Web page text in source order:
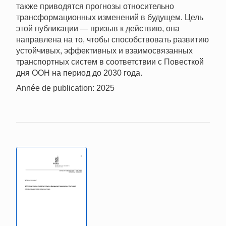
также приводятся прогнозы относительно
трансформационных изменений в будущем. Цель
этой публикации — призыв к действию, она
направлена на то, чтобы способствовать развитию
устойчивых, эффективных и взаимосвязанных
транспортных систем в соответствии с Повесткой
дня ООН на период до 2030 года.
Année de publication: 2025